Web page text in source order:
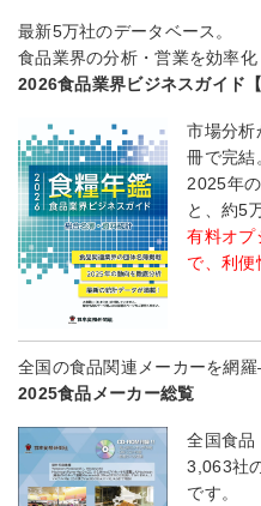
最新5万社のデータベース。
食品業界の分析・営業を効率化
2026食品業界ビジネスガイド【
市場分析
冊で完結
2025年
と、約5
有料オプ
で、利便
全国の食品関連メーカーを網
2025食品メーカー総覧
全国食品
3,063社
です。